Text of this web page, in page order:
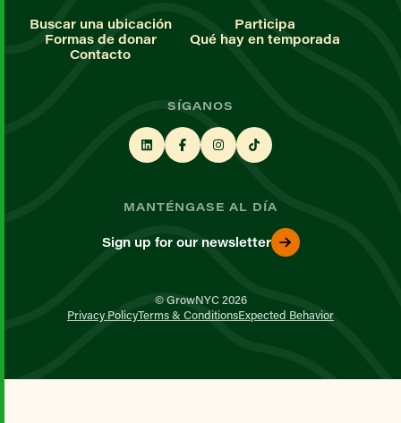
Buscar una ubicación
Participa
Formas de donar
Qué hay en temporada
Contacto
SÍGANOS
MANTÉNGASE AL DÍA
Sign up for our newsletter
© GrowNYC 2026
Privacy PolicyTerms & ConditionsExpected Behavior